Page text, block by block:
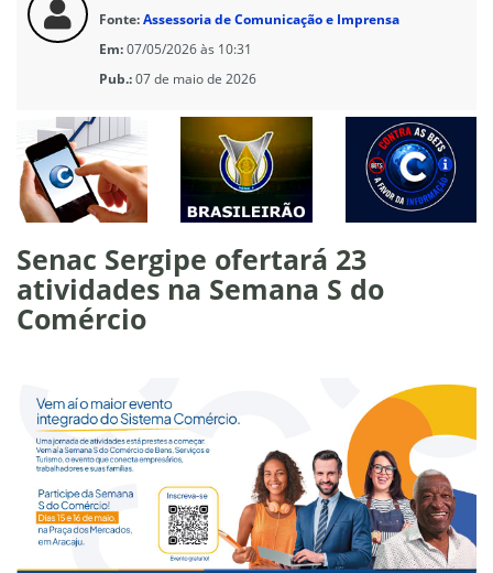
Fonte:Assessoria de Comunicação e Imprensa
Em:07/05/2026 às 10:31
Pub.:07 de maio de 2026
Senac Sergipe ofertará 23
atividades na Semana S do
Comércio